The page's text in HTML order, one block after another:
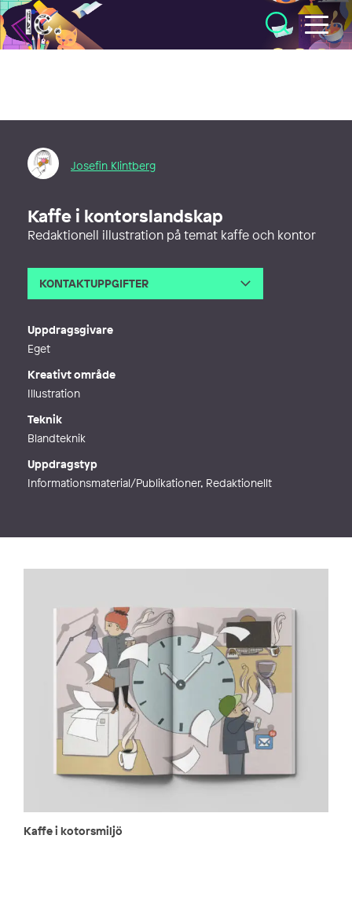
Illustratörcentrum
Josefin Klintberg
Kaffe i kontorslandskap
Redaktionell illustration på temat kaffe och kontor
KONTAKTUPPGIFTER
Uppdragsgivare
Eget
Kreativt område
Illustration
Teknik
Blandteknik
Uppdragstyp
Informationsmaterial/Publikationer, Redaktionellt
Kaffe i kotorsmiljö